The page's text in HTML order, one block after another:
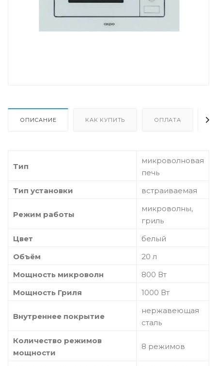
ОПИСАНИЕ КАК КУПИТЬ ОПЛАТА
Тип
микроволновая
печь
Тип установки
встраиваемая
Режим работы
микроволны,
гриль
Цвет
белый
Объём
20 л
Мощность микроволн
800 Вт
Мощность Гриля
1000 Вт
Внутреннее покрытие
нержавеющая
сталь
Количество режимов
мощности
8 режимов